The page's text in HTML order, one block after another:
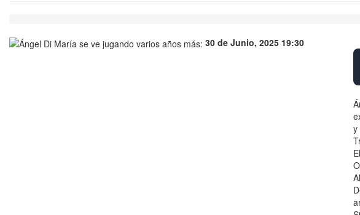
30 de Junio, 2025 19:30
y